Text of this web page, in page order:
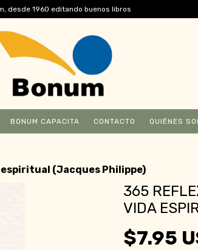
desde 1960 editando buenos libros
BONUM CAPACITA CONTACTO QUIÉNES
(Jacques Philippe)
365
VIDA
$7.95